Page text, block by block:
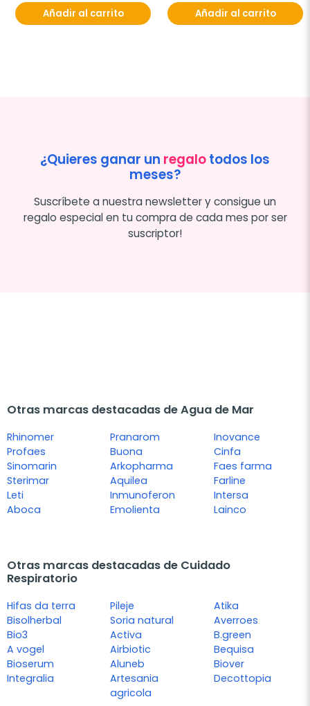
Añadir al carrito Añadir al carrito
¿Quieres ganar un regalotodos los
meses?
Suscríbete a nuestra newsletter y consigue un
regalo especial en tu compra de cada mes por ser
suscriptor!
Otras marcas destacadas de Agua de Mar
Rhinomer
Profaes
Sinomarin
Sterimar
Leti
Aboca
Pranarom
Buona
Arkopharma
Aquilea
Inmunoferon
Emolienta
Inovance
Cinfa
Faes farma
Farline
Intersa
Lainco
Otras marcas destacadas de Cuidado
Respiratorio
Hifas da terra
Bisolherbal
Bio3
A vogel
Bioserum
Integralia
Pileje
Soria natural
Activa
Airbiotic
Aluneb
Artesania
agricola
Atika
Averroes
B.green
Bequisa
Biover
Decottopia